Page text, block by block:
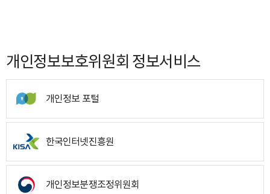
개인정보보호위원회 정보서비스
개인정보 포털
한국인터넷진흥원
개인정보분쟁조정위원회